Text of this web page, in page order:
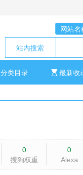
网站名
站内搜索
分类目录 最新收
0
搜狗权重
0
Alexa